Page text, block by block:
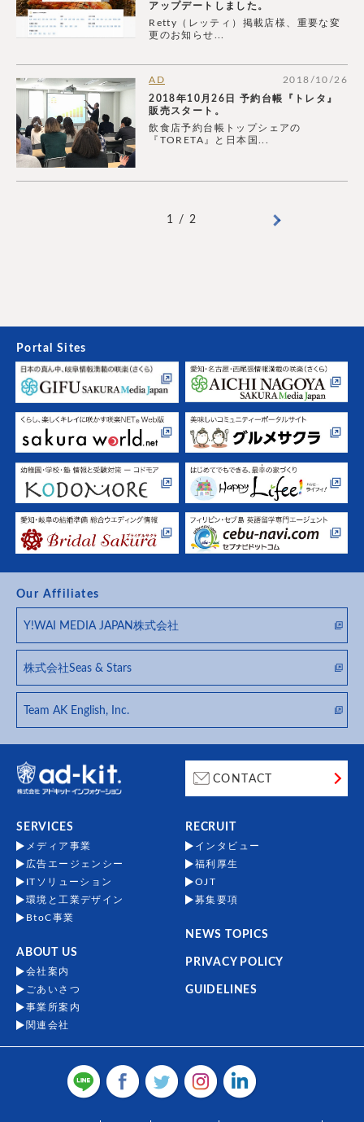
アップデートしました。
Retty（レッティ）掲載店様、重要な変
更のお知らせ...
AD
2018/10/26
2018年10月26日 予約台帳『トレタ』
販売スタート。
飲食店予約台帳トップシェアの
『TORETA』と日本国...
1 / 2
Portal Sites
Our Affiliates
Y!WAI MEDIA JAPAN株式会社
株式会社Seas & Stars
Team AK English, Inc.
CONTACT
SERVICES
メディア事業
広告エージェンシー
ITソリューション
環境と工業デザイン
BtoC事業
ABOUT US
会社案内
ごあいさつ
事業所案内
関連会社
RECRUIT
インタビュー
福利厚生
OJT
募集要項
NEWS TOPICS
PRIVACY POLICY
GUIDELINES